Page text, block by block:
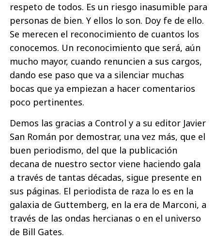
respeto de todos. Es un riesgo inasumible para
personas de bien. Y ellos lo son. Doy fe de ello.
Se merecen el reconocimiento de cuantos los
conocemos. Un reconocimiento que será, aún
mucho mayor, cuando renuncien a sus cargos,
dando ese paso que va a silenciar muchas
bocas que ya empiezan a hacer comentarios
poco pertinentes.
Demos las gracias a Control y a su editor Javier
San Román por demostrar, una vez más, que el
buen periodismo, del que la publicación
decana de nuestro sector viene haciendo gala
a través de tantas décadas, sigue presente en
sus páginas. El periodista de raza lo es en la
galaxia de Guttemberg, en la era de Marconi, a
través de las ondas hercianas o en el universo
de Bill Gates.